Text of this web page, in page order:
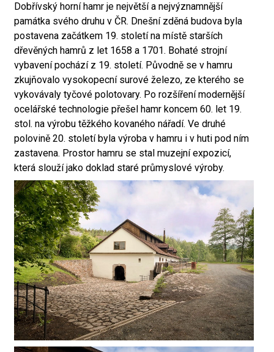
Dobřívský horní hamr je největší a nejvýznamnější
památka svého druhu v ČR. Dnešní zděná budova byla
postavena začátkem 19. století na místě starších
dřevěných hamrů z let 1658 a 1701. Bohaté strojní
vybavení pochází z 19. století. Původně se v hamru
zkujňovalo vysokopecní surové železo, ze kterého se
vykovávaly tyčové polotovary. Po rozšíření modernější
ocelářské technologie přešel hamr koncem 60. let 19.
stol. na výrobu těžkého kovaného nářadí. Ve druhé
polovině 20. století byla výroba v hamru i v huti pod ním
zastavena. Prostor hamru se stal muzejní expozicí,
která slouží jako doklad staré průmyslové výroby.